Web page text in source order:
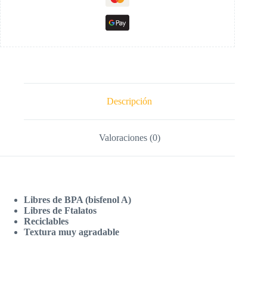
Descripción
Valoraciones (0)
Libres de BPA (bisfenol A)
Libres de Ftalatos
Reciclables
Textura muy agradable